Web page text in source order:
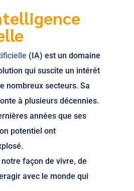
(IA) est un domaine
qui suscite un intérêt
nombreux secteurs. Sa
à plusieurs décennies.
années que ses
potentiel ont
façon de vivre, de
avec le monde qui